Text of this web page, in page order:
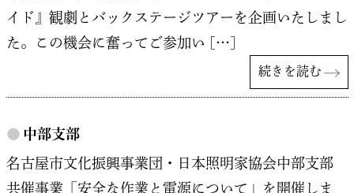
イド』観劇とバックステージツアーを企画いたしまし
た。この機会に奮ってご参加い […]
続きを読む
● 中部支部
名古屋市文化振興事業団・日本照明家協会中部支部
共催事業「安全な作業と電源について」を開催しま